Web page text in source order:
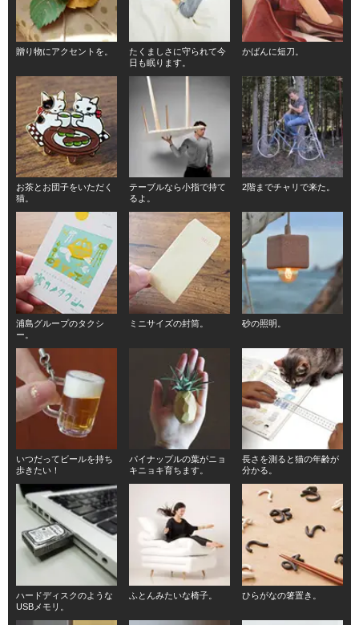
贈り物にアクセントを。
たくましさに守られて今
日も眠ります。
かばんに短刀。
お茶とお団子をいただく
猫。
テーブルなら小指で持て
るよ。
2階までチャリで来た。
浦島グループのタクシ
ー。
ミニサイズの封筒。 砂の照明。
いつだってビールを持ち
歩きたい！
パイナップルの葉がニョ
キニョキ育ちます。
長さを測ると猫の年齢が
分かる。
ハードディスクのような
USBメモリ。
ふとんみたいな椅子。 ひらがなの箸置き。